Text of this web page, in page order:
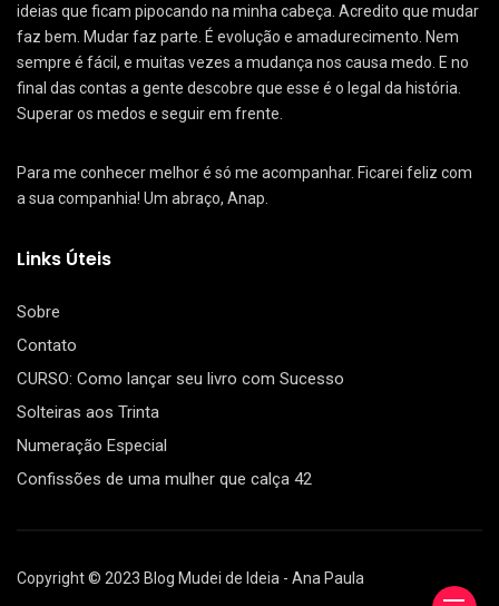
ideias que ficam pipocando na minha cabeça. Acredito que mudar
faz bem. Mudar faz parte. É evolução e amadurecimento. Nem
sempre é fácil, e muitas vezes a mudança nos causa medo. E no
final das contas a gente descobre que esse é o legal da história.
Superar os medos e seguir em frente.
Para me conhecer melhor é só me acompanhar. Ficarei feliz com
a sua companhia! Um abraço, Anap.
Links Úteis
Sobre
Contato
CURSO: Como lançar seu livro com Sucesso
Solteiras aos Trinta
Numeração Especial
Confissões de uma mulher que calça 42
Copyright © 2023 Blog Mudei de Ideia - Ana Paula